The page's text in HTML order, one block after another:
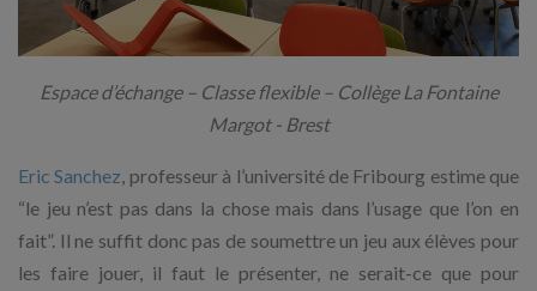
Espace d’échange – Classe flexible – Collège La Fontaine
Margot - Brest
Eric Sanchez , professeur à l’université de Fribourg estime que
“le jeu n’est pas dans la chose mais dans l’usage que l’on en
fait”. Il ne suffit donc pas de soumettre un jeu aux élèves pour
les faire jouer, il faut le présenter, ne serait-ce que pour